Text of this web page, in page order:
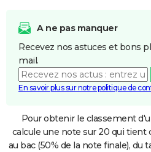
A ne pas manquer
Recevez nos astuces et bons
mail.
En savoir plus sur notre politique de
Pour obtenir le classement
calcule une note sur 20 qui tient
au bac (50% de la note finale), du